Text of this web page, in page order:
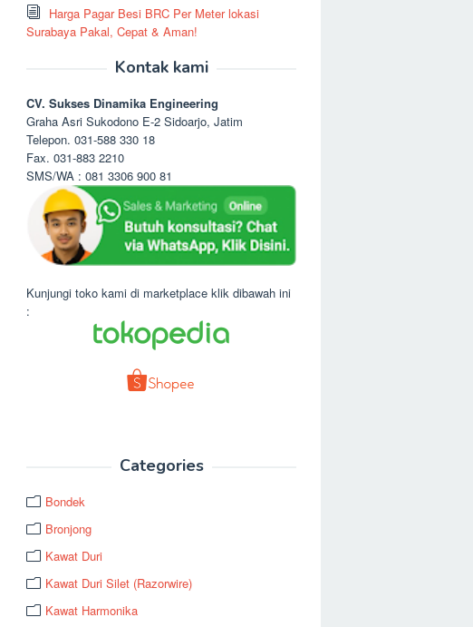
Harga Pagar Besi BRC Per Meter lokasi
Surabaya Pakal, Cepat & Aman!
Kontak kami
CV. Sukses Dinamika Engineering
Graha Asri Sukodono E-2 Sidoarjo, Jatim
Telepon. 031-588 330 18
Fax. 031-883 2210
SMS/WA : 081 3306 900 81
Kunjungi toko kami di marketplace klik dibawah ini
:
Categories
Bondek
Bronjong
Kawat Duri
Kawat Duri Silet (Razorwire)
Kawat Harmonika